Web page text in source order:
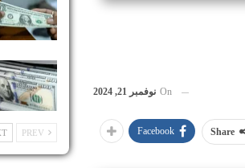
On نوفمبر 21, 2024
Share
Facebook